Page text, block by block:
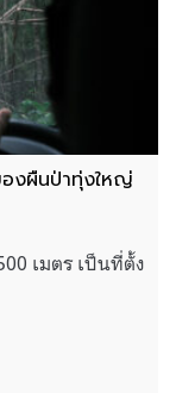
งผืนป่าทุ่งใหญ่
เมตร เป็นที่ตั้ง